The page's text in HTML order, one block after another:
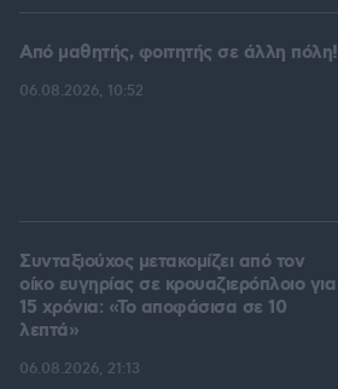
Από μαθητής, φοιτητής σε άλλη πόλη!
06.08.2026, 10:52
Συνταξιούχος μετακομίζει από τον
οίκο ευγηρίας σε κρουαζιερόπλοιο για
15 χρόνια: «Το αποφάσισα σε 10
λεπτά»
06.08.2026, 21:13